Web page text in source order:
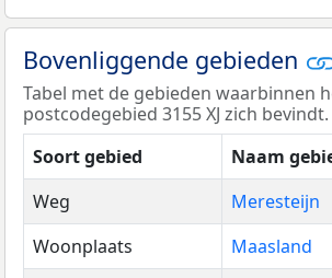
Bovenliggende gebieden
Tabel met de gebieden waarbinnen
postcodegebied 3155 XJ zich bevindt.
Soort gebied
Naam
Weg
Meresteijn
Woonplaats
Maasland